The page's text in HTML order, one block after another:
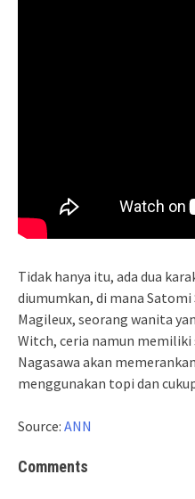
Tidak hanya itu, ada dua
diumumkan, di mana
Magileux, seorang wanita
Witch, ceria namun memiliki
Nagasawa akan
menggunakan topi dan
Source: ANN
Comments